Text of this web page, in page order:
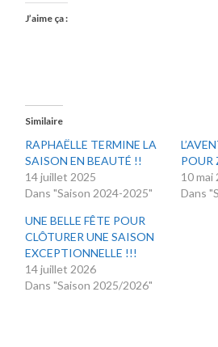
J’aime ça :
Similaire
RAPHAËLLE TERMINE LA
SAISON EN BEAUTÉ !!
14 juillet 2025
Dans "Saison 2024-2025"
POUR
10 mai
Dans
UNE BELLE FÊTE POUR
CLÔTURER UNE SAISON
EXCEPTIONNELLE !!!
14 juillet 2026
Dans "Saison 2025/2026"